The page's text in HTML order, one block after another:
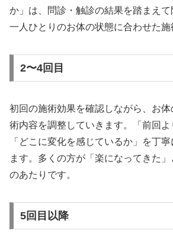
か」は、問診・触診の結果を踏まえて
一人ひとりのお体の状態に合わせた施
2〜4回目
初回の施術効果を確認しながら、お
術内容を調整していきます。「前回よ
「どこに変化を感じているか」を丁
ます。多くの方が「楽になってきた
のあたりです。
5回目以降